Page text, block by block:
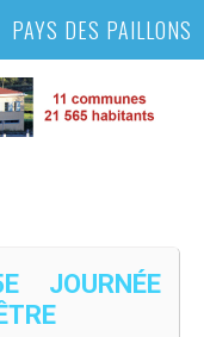
PAYS DES PAILLONS
JOURNÉE